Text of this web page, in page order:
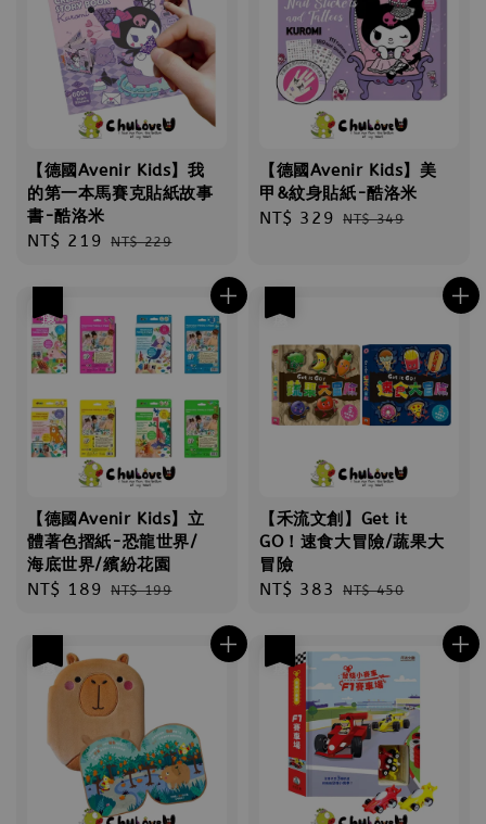
【德國Avenir Kids】我
的第一本馬賽克貼紙故事
書-酷洛米
Sale
NT$ 219 Regular
NT$ 229
【德國Avenir Kids】美
甲&紋身貼紙-酷洛米
Sale
NT$ 329 Regular
NT$ 349
【德國Avenir Kids】立
體著色摺紙-恐龍世界/
海底世界/繽紛花園
Sale
NT$ 189 Regular
NT$ 199
【禾流文創】Get it
GO！速食大冒險/蔬果大
冒險
Sale
NT$ 383 Regular
NT$ 450